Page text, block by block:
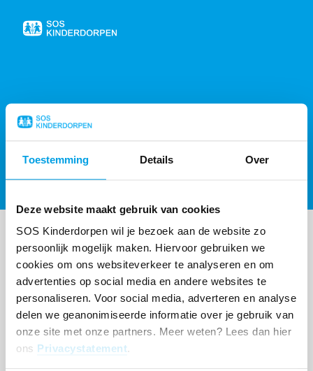
Toestemming Details Over
Deze website maakt gebruik van cookies
SOS Kinderdorpen wil je bezoek aan de website zo
persoonlijk mogelijk maken. Hiervoor gebruiken we
cookies om ons websiteverkeer te analyseren en om
advertenties op social media en andere websites te
personaliseren. Voor social media, adverteren en analyse
delen we geanonimiseerde informatie over je gebruik van
onze site met onze partners. Meer weten? Lees dan hier
ons Privacystatement.
Naar
404, PAGINA NIET GEVONDEN
probeer de homepaginaofneem contact op